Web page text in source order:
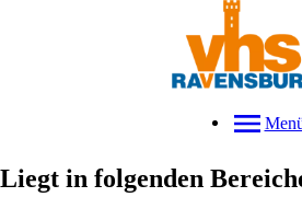
Liegt in folgenden